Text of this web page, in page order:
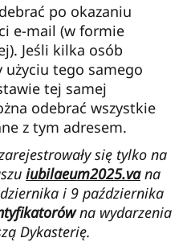
po okazaniu
e-mail (w formie
Jeśli kilka osób
użyciu tego samego
tej samej
odebrać wszystkie
z tym adresem.
się tylko na
iubilaeum2025.vana
i 9 października
na wydarzenia
Dykasterię.